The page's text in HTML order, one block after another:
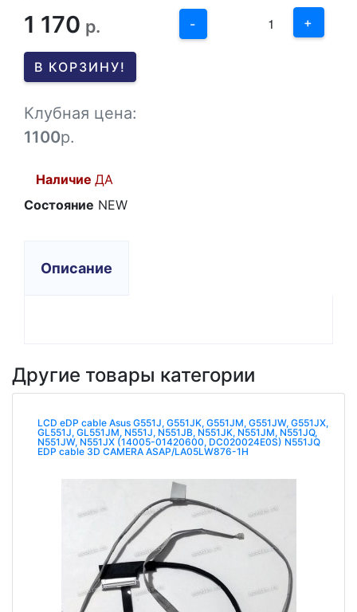
1 170 р. -
1
+
В КОРЗИНУ!
Клубная цена:
1100р.
Наличие ДА
Состояние NEW
Описание
Другие товары категории
LCD eDP cable Asus G551J, G551JK, G551JM, G551JW, G551JX,
GL551J, GL551JM, N551J, N551JB, N551JK, N551JM, N551JQ,
N551JW, N551JX (14005-01420600, DC020024E0S) N551JQ
EDP cable 3D CAMERA ASAP/LA05LW876-1H